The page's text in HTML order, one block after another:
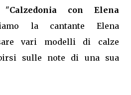
Calzedonia con Elena
la cantante Elena
vari modelli di calze
sulle note di una sua